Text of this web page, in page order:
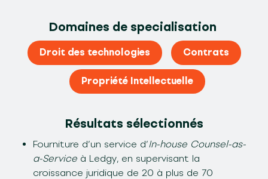
Domaines de specialisation
Droit des technologies Contrats
Propriété Intellectuelle
Résultats sélectionnés
Fourniture d’un service d’In-house Counsel-as-
a-Service à Ledgy, en supervisant la
croissance juridique de 20 à plus de 70